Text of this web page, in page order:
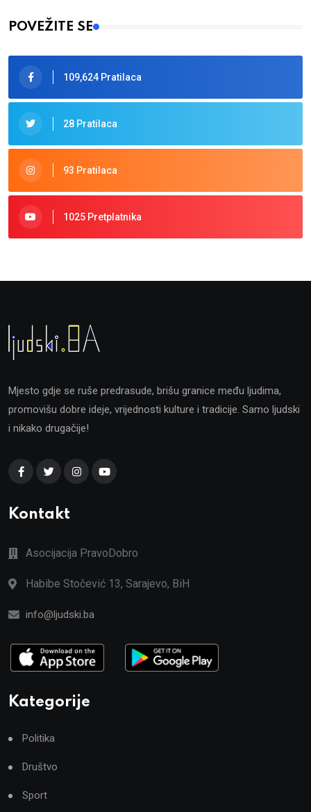
POVEŽITE SE
109,624 Pratilaca
28 Pratilaca
93 Pratilaca
1025 Pretplatnika
Mjesto gdje se ruše predrasude, brišu granice među ljudima,
promovišu dobre ideje, vrijednosti kulture i tradicije. Samo ljudski
i nikako drugačije!
Kontakt
Asocijacija PravoDobro
Habibe Stočević 13, Sarajevo, BiH
info@ljudski.ba
Kategorije
Politika
Društvo
Sport